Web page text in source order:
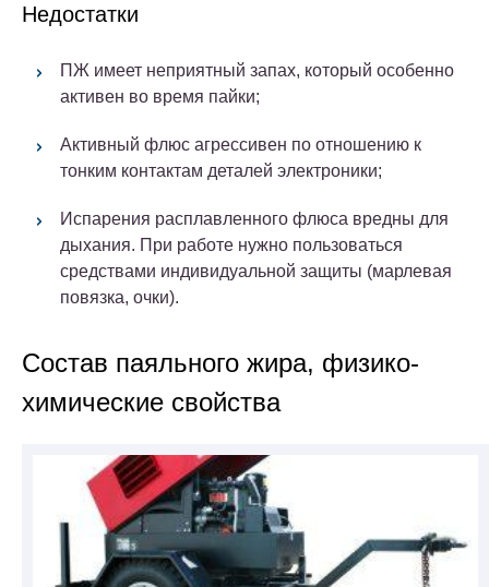
Недостатки
ПЖ имеет неприятный запах, который особенно
активен во время пайки;
Активный флюс агрессивен по отношению к
тонким контактам деталей электроники;
Испарения расплавленного флюса вредны для
дыхания. При работе нужно пользоваться
средствами индивидуальной защиты (марлевая
повязка, очки).
Состав паяльного жира, физико-
химические свойства